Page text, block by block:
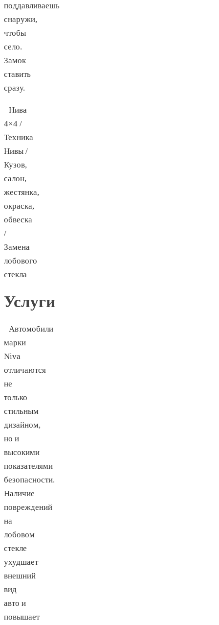
поддавливаешь
снаружи,
чтобы
село.
Замок
ставить
сразу.
Нива
4×4 /
Техника
Нивы /
Кузов,
салон,
жестянка,
окраска,
обвеска
/
Замена
лобового
стекла
Услуги
Автомобили
марки
Niva
отличаются
не
только
стильным
дизайном,
но и
высокими
показателями
безопасности.
Наличие
повреждений
на
лобовом
стекле
ухудшает
внешний
вид
авто и
повышает